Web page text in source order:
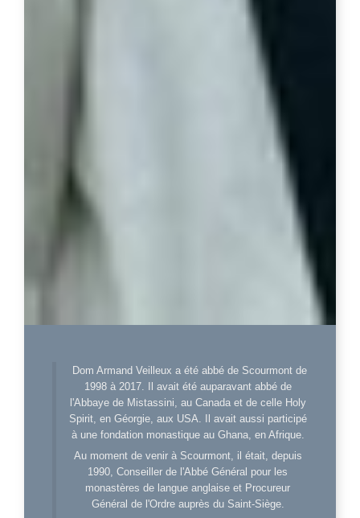
Dom Armand Veilleux a été abbé de Scourmont de
1998 à 2017. Il avait été auparavant abbé de
l'Abbaye de Mistassini, au Canada et de celle Holy
Spirit, en Géorgie, aux USA. Il avait aussi participé
à une fondation monastique au Ghana, en Afrique.
Au moment de venir à Scourmont, il était, depuis
1990, Conseiller de l'Abbé Général pour les
monastères de langue anglaise et Procureur
Général de l'Ordre auprès du Saint-Siège.